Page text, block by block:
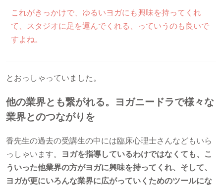
これがきっかけで、ゆるいヨガにも興味を持ってくれ
て、スタジオに足を運んでくれる、っていうのも良いで
すよね。
とおっしゃっていました。
他の業界とも繋がれる。ヨガニードラで様々な
業界とのつながりを
香先生の過去の受講生の中には臨床心理士さんなどもいら
っしゃいます。 ヨガを指導しているわけではなくても、こ
ういった他業界の方がヨガに興味を持ってくれ、そして、
ヨガが更にいろんな業界に広がっていくためのツールにな